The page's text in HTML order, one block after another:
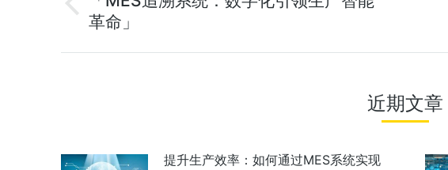
革命」
近期文章
提升生产效率：如何通过MES系统实现